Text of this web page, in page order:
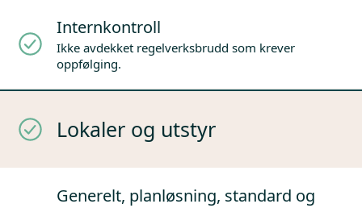
Internkontroll
Ikke avdekket regelverksbrudd som krever
oppfølging.
Lokaler og utstyr
Generelt, planløsning, standard og